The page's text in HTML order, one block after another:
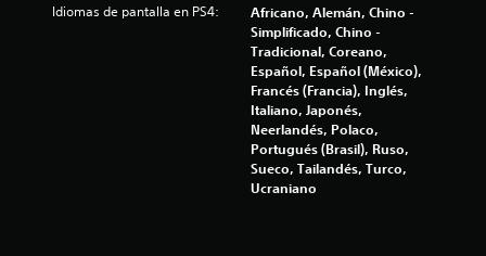
4
c
Idiomas de pantalla en PS4:
Africano, Alemán, Chino -
Simplificado, Chino -
Tradicional, Coreano,
Español, Español (México),
Francés (Francia), Inglés,
Italiano, Japonés,
Neerlandés, Polaco,
Portugués (Brasil), Ruso,
Sueco, Tailandés, Turco,
Ucraniano